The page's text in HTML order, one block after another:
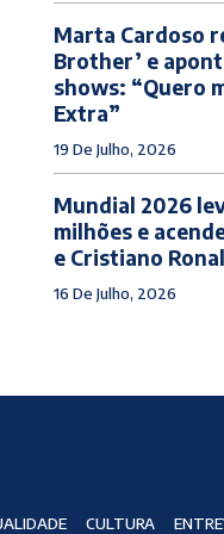
Marta Cardoso
Brother’ e
shows: “Quero
Extra”
19 De Julho, 2026
Mundial 2026
milhões e
e Cristiano
16 De Julho, 2026
CULTURA